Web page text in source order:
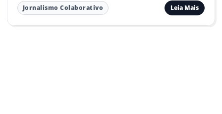
Jornalismo Colaborativo Leia Mais